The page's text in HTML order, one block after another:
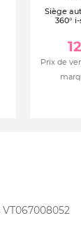
Siège
360°
Prix de
VT067008052